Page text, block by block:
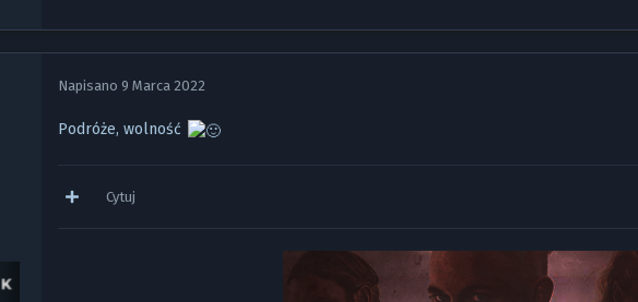
Napisano 9 Marca 2022
Podróże, wolność
Cytuj